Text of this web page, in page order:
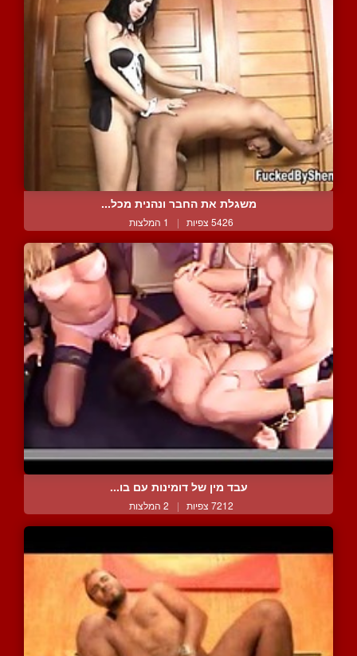
משגלת את החבר ונהנית מכל...
5426 צפיות | 1 המלצות
עבד מין של דומינות עם בו...
7212 צפיות | 2 המלצות